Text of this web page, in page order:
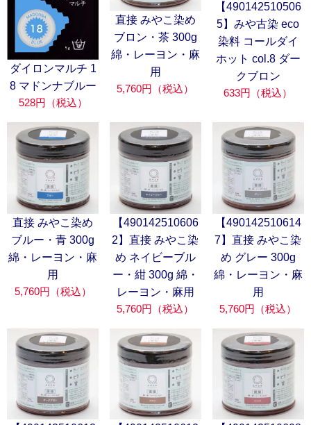
ダイロンマルチ 1
8 マドンナブルー
528円（税込）
直接 みやこ染め
ブロン・茶 300g
綿・レーヨン・麻
用
5,760円（税込）
【490142510506
5】みや古染 eco
染料 コールダイ
ホット col.8 ダー
クブロン
633円（税込）
直接 みやこ染め
ブルー・青 300g
綿・レーヨン・麻
用
5,760円（税込）
【490142510606
2】直接 みやこ染
め ネイビーブル
ー・紺 300g 綿・
レーヨン・麻用
5,760円（税込）
【490142510614
7】直接 みやこ染
め グレー 300g
綿・レーヨン・麻
用
5,760円（税込）